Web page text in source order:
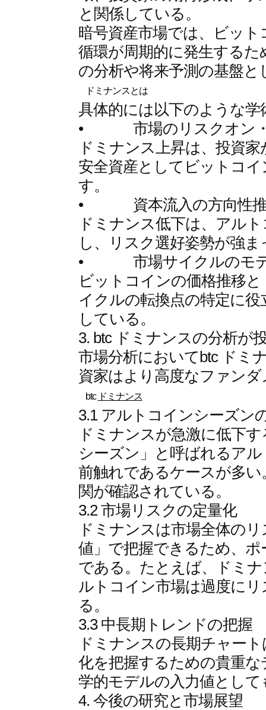
と関係している。
暗号資産市場では、ビッ
循環が周期的に発生する
の分析や将来予測の基盤
ドミナンスとは
具体的には以下のような
• 市場のリスクオン・
ドミナンス上昇は、投資
安全資産としてビットコ
す。
• 資本流入の方向性
ドミナンス低下は、アル
し、リスク選好姿勢が強
• 市場サイクルのモデ
ビットコインの価格推移
イクルの転換点の特定に
している。
3. btc ドミナンスの分析が
市場分析においてbtc ドミ
資家はより高度なファン
btc ドミナンス
3.1 アルトコインシーズン
ドミナンスが急激に低下
シーズン」と呼ばれるア
前触れであるケースが多
関が確認されている。
3.2 市場リスクの定量化
ドミナンスは市場全体の
値」で把握できるため、
である。たとえば、ドミ
ルトコイン市場は過度に
る。
3.3 中長期トレンドの把握
ドミナンスの長期チャー
化を把握するための貴重
学的モデルの入力値とし
4. 今後の研究と市場展望